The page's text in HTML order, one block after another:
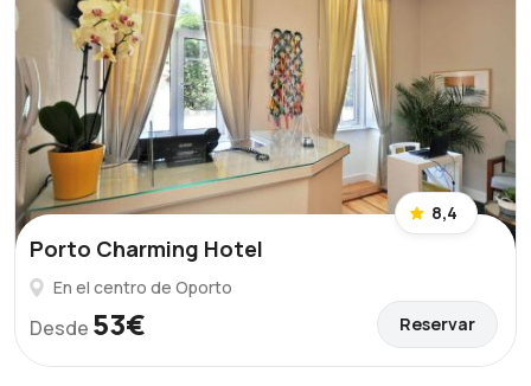
8,4
Porto Charming Hotel
En el centro de Oporto
Desde 53€ Reservar